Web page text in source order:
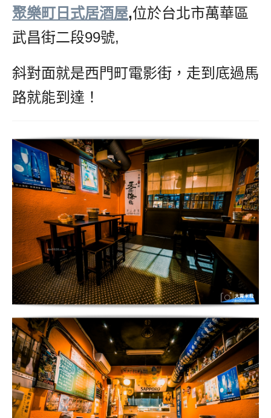
聚樂町日式居酒屋,位於台北市萬華區
武昌街二段99號,
斜對面就是西門町電影街，走到底過馬
路就能到達！